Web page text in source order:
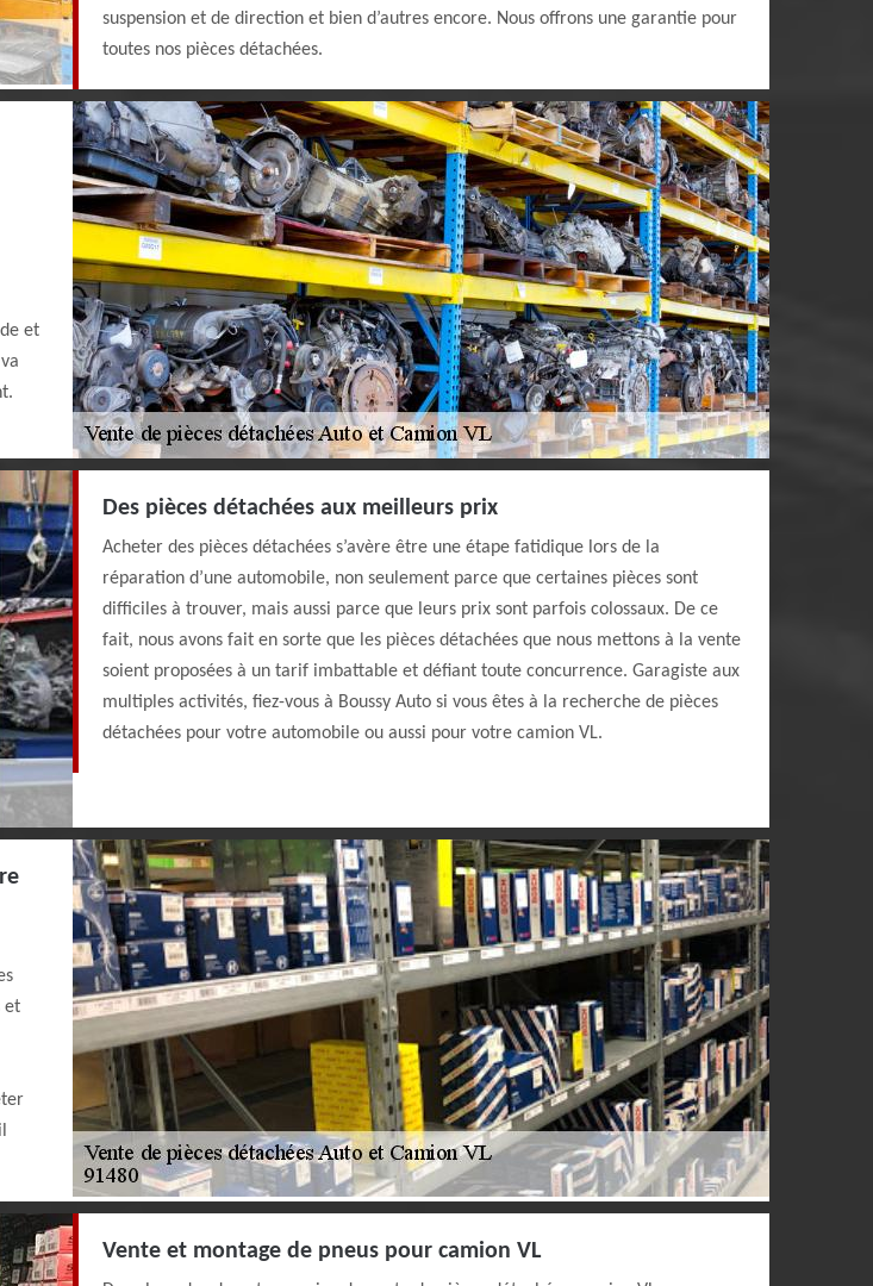
suspension et de direction et bien d’autres encore. Nous offrons une garantie pour
toutes nos pièces détachées.
et
Des pièces détachées aux meilleurs prix
Acheter des pièces détachées s’avère être une étape fatidique lors de la
réparation d’une automobile, non seulement parce que certaines pièces sont
difficiles à trouver, mais aussi parce que leurs prix sont parfois colossaux. De ce
fait, nous avons fait en sorte que les pièces détachées que nous mettons à la vente
soient proposées à un tarif imbattable et défiant toute concurrence. Garagiste aux
multiples activités, fiez-vous à Boussy Auto si vous êtes à la recherche de pièces
détachées pour votre automobile ou aussi pour votre camion VL.
et
Vente et montage de pneus pour camion VL